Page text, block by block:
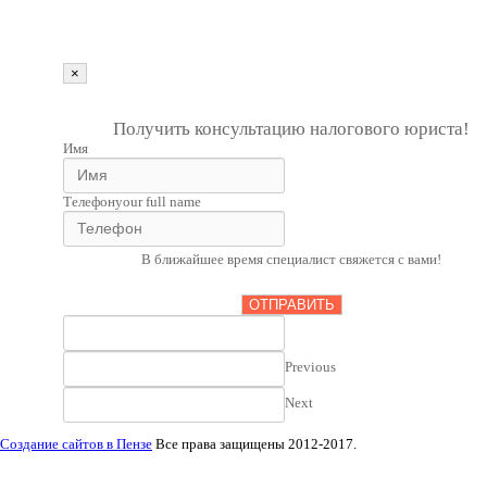
×
Получить консультацию налогового юриста!
Имя
Телефонyour full name
В ближайшее время специалист свяжется с вами!
ОТПРАВИТЬ
Previous
Next
Создание сайтов в Пензе Все права защищены 2012-2017.